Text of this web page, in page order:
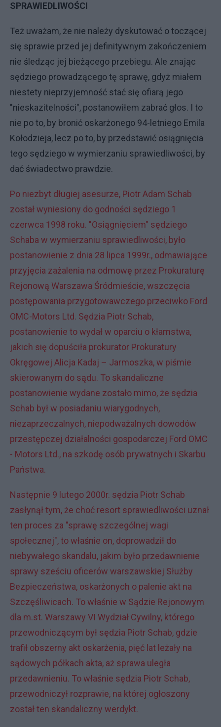
SPRAWIEDLIWOŚCI
Też uważam, że nie należy dyskutować o toczącej
się sprawie przed jej definitywnym zakończeniem
nie śledząc jej bieżącego przebiegu. Ale znając
sędziego prowadzącego tę sprawę, gdyż miałem
niestety nieprzyjemność stać się ofiarą jego
"nieskazitelności", postanowiłem zabrać głos. I to
nie po to, by bronić oskarżonego 94-letniego Emila
Kołodzieja, lecz po to, by przedstawić osiągnięcia
tego sędziego w wymierzaniu sprawiedliwości, by
dać świadectwo prawdzie.
Po niezbyt długiej asesurze, Piotr Adam Schab
został wyniesiony do godności sędziego 1
czerwca 1998 roku. "Osiągnięciem" sędziego
Schaba w wymierzaniu sprawiedliwości, było
postanowienie z dnia 28 lipca 1999r., odmawiające
przyjęcia zażalenia na odmowę przez Prokuraturę
Rejonową Warszawa Śródmieście, wszczęcia
postępowania przygotowawczego przeciwko Ford
OMC-Motors Ltd. Sędzia Piotr Schab,
postanowienie to wydał w oparciu o kłamstwa,
jakich się dopuściła prokurator Prokuratury
Okręgowej Alicja Kadaj – Jarmoszka, w piśmie
skierowanym do sądu. To skandaliczne
postanowienie wydane zostało mimo, że sędzia
Schab był w posiadaniu wiarygodnych,
niezaprzeczalnych, niepodważalnych dowodów
przestępczej działalności gospodarczej Ford OMC
- Motors Ltd., na szkodę osób prywatnych i Skarbu
Państwa.
Następnie 9 lutego 2000r. sędzia Piotr Schab
zasłynął tym, że choć resort sprawiedliwości uznał
ten proces za "sprawę szczególnej wagi
społecznej", to właśnie on, doprowadził do
niebywałego skandalu, jakim było przedawnienie
sprawy sześciu oficerów warszawskiej Służby
Bezpieczeństwa, oskarżonych o palenie akt na
Szczęśliwicach. To właśnie w Sądzie Rejonowym
dla m.st. Warszawy VI Wydział Cywilny, którego
przewodniczącym był sędzia Piotr Schab, gdzie
trafił obszerny akt oskarżenia, pięć lat leżały na
sądowych półkach akta, aż sprawa uległa
przedawnieniu. To właśnie sędzia Piotr Schab,
przewodniczył rozprawie, na której ogłoszony
został ten skandaliczny werdykt.